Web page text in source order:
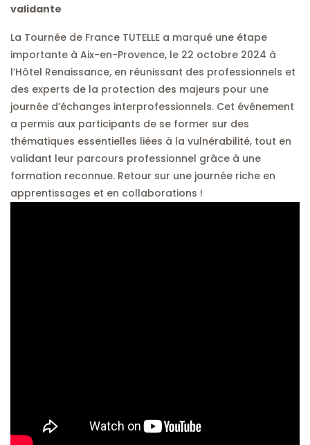
validante
La Tournée de France TUTELLE a marqué une étape
importante à Aix-en-Provence, le 22 octobre 2024 à
l’Hôtel Renaissance, en réunissant des professionnels et
des experts de la protection des majeurs pour une
journée d’échanges interprofessionnels. Cet événement
a permis aux participants de se former sur des
thématiques essentielles liées à la vulnérabilité, tout en
validant leur parcours professionnel grâce à une
formation reconnue. Retour sur une journée riche en
apprentissages et en collaborations !